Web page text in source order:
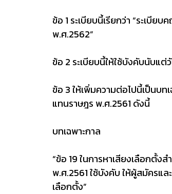
ข้อ 1 ระเบียบนี้เรียกว่า “ระเบี
พ.ศ.2562”
ข้อ 2 ระเบียบนี้ให้ใช้บังคับนับแต่
ข้อ 3 ให้เพิ่มความต่อไปนี้เป็นบ
แทนราษฎร พ.ศ.2561 ดังนี้
บทเฉพาะกาล
“ข้อ 19 ในการหาเสียงเลือกตั้
พ.ศ.2561 ใช้บังคับ ให้ผู้สมัครแ
เลือกตั้ง”